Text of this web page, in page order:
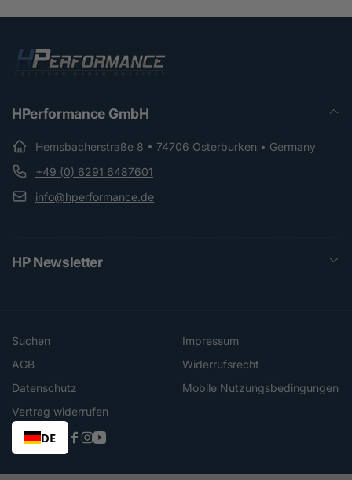
HPerformance GmbH
Hemsbacherstraße 8 • 74706 Osterburken • Germany
+49 (0) 6291 6487601
info@hperformance.de
HP Newsletter
Suchen
Impressum
AGB
Widerrufsrecht
Datenschutz
Mobile Nutzungsbedingungen
Vertrag widerrufen
DE
Facebook
Instagram
YouTube